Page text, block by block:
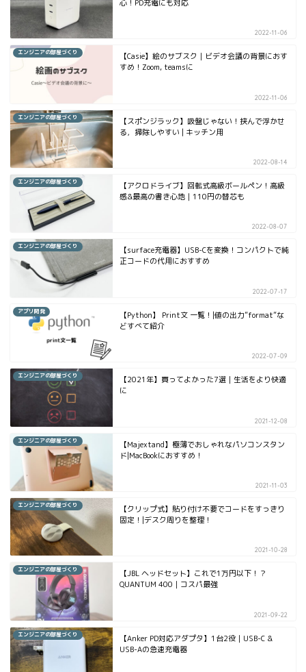
心！PD充電にも対応
2022-11-06
エンジニアの部屋づくり
【Casie】絵のサブスク｜ビデオ会議の背景におす
すめ！Zoom, teamsに
2022-11-06
エンジニアの部屋づくり
【スポンジラック】吸盤じゃない！挟んで浮かせ
る，掃除しやすい | キッチン用
2022-08-14
エンジニアの部屋づくり
【アクロドライブ】回転式高級ボールペン！高級
感&最高の書き心地｜110円の替芯も
2022-08-07
エンジニアの部屋づくり
【surface充電器】USB-Cを変換！コンパクトで純
正コードの代用におすすめ
2022-07-17
アプリ開発
【Python】 Print文 一覧！|値の出力”format”な
どすべて紹介
2022-07-09
エンジニアの部屋づくり
【2021年】買ってよかった7選｜生活をより快適
に
2021-12-08
エンジニアの部屋づくり
【Majextand】極薄でおしゃれなパソコンスタン
ド|MacBookにおすすめ！
2021-11-03
エンジニアの部屋づくり
【クリップ式】貼り付け不要でコードをすっきり
固定！|デスク周りを整理！
2021-10-28
エンジニアの部屋づくり
【JBL ヘッドセット】これで1万円以下！？
QUANTUM 400｜コスパ最強
2021-09-22
エンジニアの部屋づくり
【Anker PD対応アダプタ】1台2役｜USB-C &
USB-Aの急速充電器